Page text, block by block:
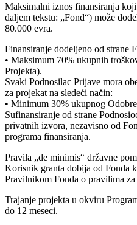
Maksimalni iznos finansiranja
daljem tekstu: „Fond“) može
80.000 evra.
Finansiranje dodeljeno od strane
• Maksimum 70% ukupnih
Projekta).
Svaki Podnosilac Prijave mora
za projekat na sledeći način:
• Minimum 30% ukupnog
Sufinansiranje od strane
privatnih izvora, nezavisno od
programa finansiranja.
Pravila „de minimis“ državne
Korisnik granta dobija od Fonda
Pravilnikom Fonda o pravilima
Trajanje projekta u okviru
do 12 meseci.